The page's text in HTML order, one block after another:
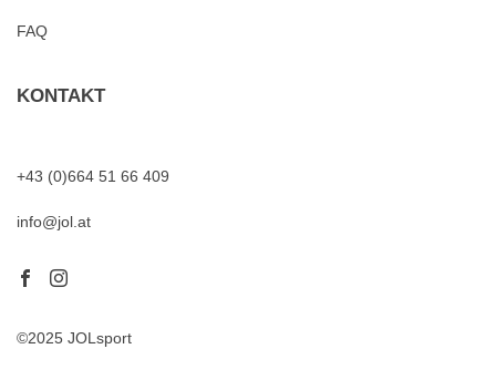
FAQ
KONTAKT
+43 (0)664 51 66 409
info@jol.at
©2025 JOLsport